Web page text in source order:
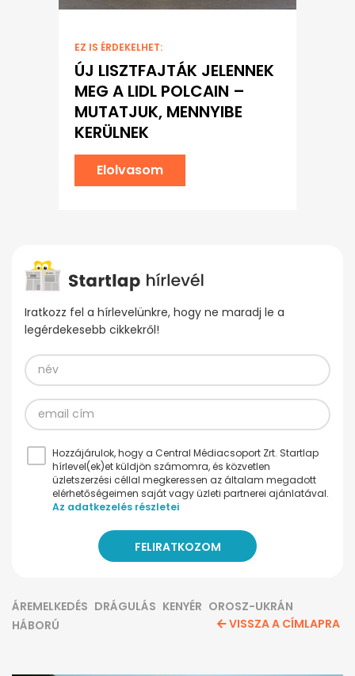
EZ IS ÉRDEKELHET:
ÚJ LISZTFAJTÁK JELENNEK
MEG A LIDL POLCAIN –
MUTATJUK, MENNYIBE
KERÜLNEK
Elolvasom
Iratkozz fel a hírlevelünkre, hogy ne maradj le a
legérdekesebb cikkekről!
Hozzájárulok, hogy a Central Médiacsoport Zrt. Startlap
hírlevel(ek)et küldjön számomra, és közvetlen
üzletszerzési céllal megkeressen az általam megadott
elérhetőségeimen saját vagy üzleti partnerei ajánlatával.
Az adatkezelés részletei
ÁREMELKEDÉS DRÁGULÁS KENYÉR OROSZ-UKRÁN
HÁBORÚ
VISSZA A CÍMLAPRA